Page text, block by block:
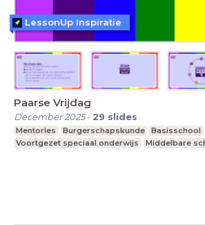
Paarse Vrijdag
December 2025- 29 slides
Mentorles Burgerschapskunde
Basisschool
Voortgezet speciaal onderwijs
Middelbare
LessonUp Inspiratie